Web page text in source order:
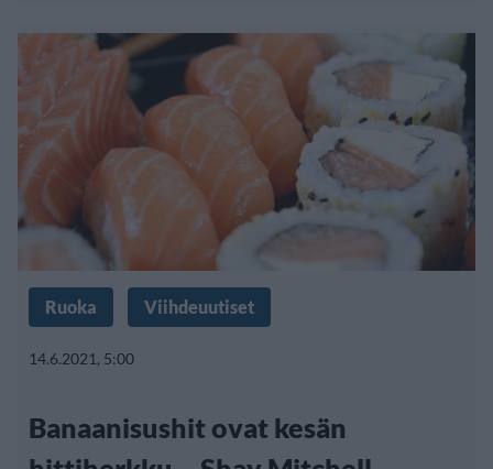
Ruoka Viihdeuutiset
14.6.2021, 5:00
Banaanisushit ovat kesän